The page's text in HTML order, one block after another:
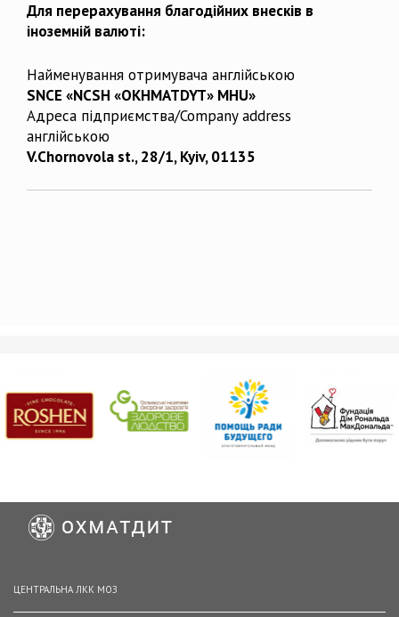
Для перерахування благодійних внесків в
іноземній валюті:
Найменування отримувача англійською
SNCE «NCSH «OKHMATDYT» MHU»
Адреса підприємства/Company address
англійською
V.Chornovola st., 28/1, Kyiv, 01135
ЦЕНТРАЛЬНА ЛКК МОЗ